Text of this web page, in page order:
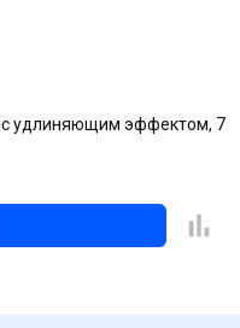
удлиняющим эффектом, 7